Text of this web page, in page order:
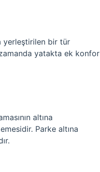
yerleştirilen bir tür
yatakta ek konfor
altına
Parke altına